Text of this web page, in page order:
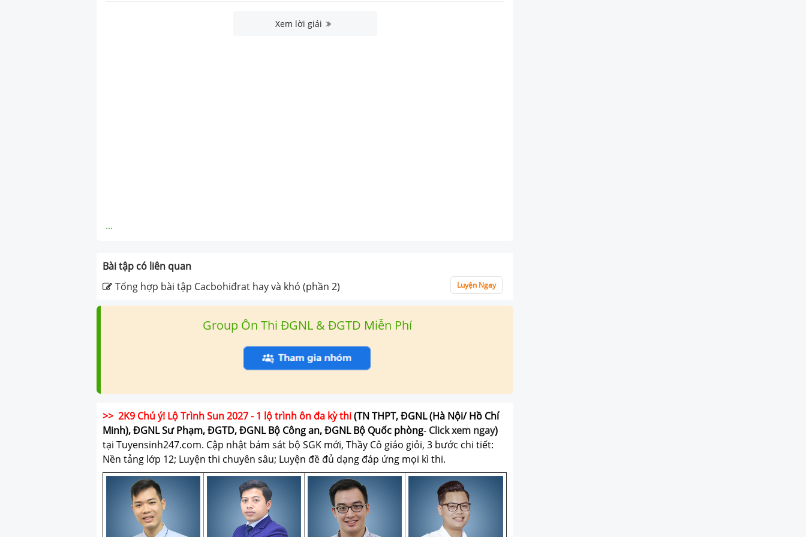
Xem lời giải
...
Bài tập có liên quan
Tổng hợp bài tập Cacbohiđrat hay và khó (phần 2)
Luyện Ngay
Group Ôn Thi ĐGNL & ĐGTD Miễn Phí
>> 2K9 Chú ý! Lộ Trình Sun 2027 - 1 lộ trình ôn đa kỳ thi(TN THPT, ĐGNL (Hà Nội/ Hồ Chí
Minh), ĐGNL Sư Phạm, ĐGTD, ĐGNL Bộ Công an, ĐGNL Bộ Quốc phòng- Click xem ngay)
tại Tuyensinh247.com. Cập nhật bám sát bộ SGK mới, Thầy Cô giáo giỏi, 3 bước chi tiết:
Nền tảng lớp 12; Luyện thi chuyên sâu; Luyện đề đủ dạng đáp ứng mọi kì thi.